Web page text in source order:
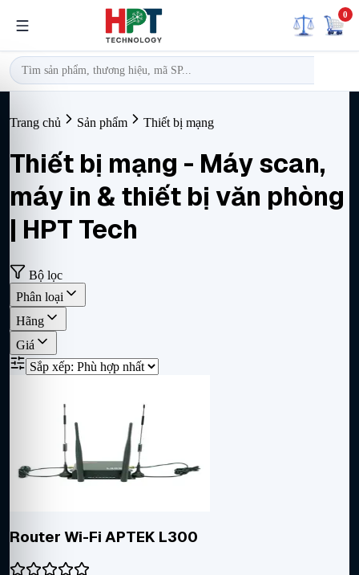
0
Trang chủ Sản phẩm Thiết bị mạng
Thiết bị mạng - Máy scan,
máy in & thiết bị văn phòng
| HPT Tech
Bộ lọc
Phân loại
Hãng
Giá
Router Wi-Fi APTEK L300